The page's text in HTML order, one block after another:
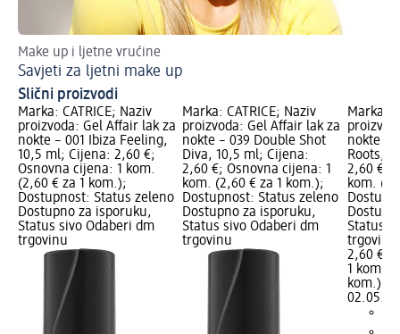
Make up i ljetne vrućine
Savjeti za ljetni make up
Slični proizvodi
Marka: CATRICE; Naziv
proizvoda: Gel Affair lak za
nokte – 001 Ibiza Feeling,
10,5 ml; Cijena: 2,60 €;
Osnovna cijena: 1 kom.
(2,60 € za 1 kom.);
Dostupnost: Status zeleno
Dostupno za isporuku,
Status sivo Odaberi dm
trgovinu
Marka: CATRICE; Naziv
proizvoda: Gel Affair lak za
nokte – 039 Double Shot
Diva, 10,5 ml; Cijena:
2,60 €; Osnovna cijena: 1
kom. (2,60 € za 1 kom.);
Dostupnost: Status zeleno
Dostupno za isporuku,
Status sivo Odaberi dm
trgovinu
Marka:
nokte –
Roots,
2,60 €;
kom.
Status
trgovinu
2,60 €
1 kom.
kom.)